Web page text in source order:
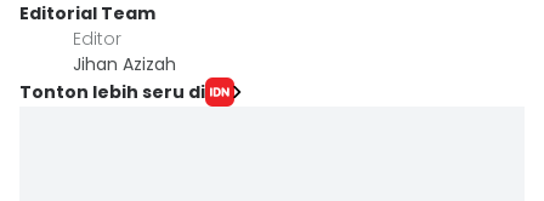
Editorial Team
Editor
Jihan Azizah
Tonton lebih seru di